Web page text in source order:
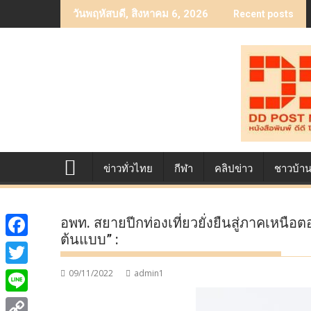
to
วันพฤหัสบดี, สิงหาคม 6, 2026 Recent posts
ข่าวทั่วไทย กีฬา คลิปข่าว ชาวบ้าน
อพท. สยายปีกท่องเที่ยวยั่งยืนสู่ภาคเหนื
ต้นแบบ” :
09/11/2022 admin1
F
a
c
T
w
L